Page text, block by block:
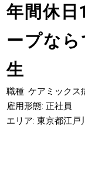
年間休
ープな
生
職種: ケアミックス
雇用形態: 正社員
エリア: 東京都江戸